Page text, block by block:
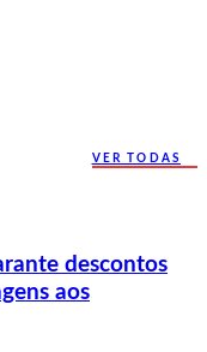
VER TODAS
descontos
aos